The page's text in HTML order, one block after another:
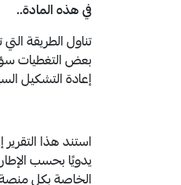
في هذه المادة..
تناول الطريقة
بعض التغطيات
إعادة التشكيل
استند هذا
يدويًا بحسب